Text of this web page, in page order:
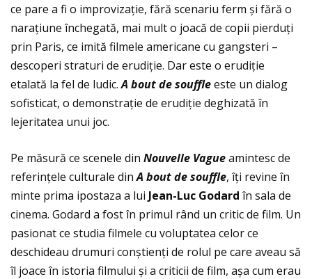
ce pare a fi o improvizaţie, fără scenariu ferm și fără o
naraţiune închegată, mai mult o joacă de copii pierduţi
prin Paris, ce imită filmele americane cu gangsteri –
descoperi straturi de erudiţie. Dar este o erudiţie
etalată la fel de ludic.A bout de souffleeste un dialog
sofisticat, o demonstraţie de erudiţie deghizată în
lejeritatea unui joc.
Pe măsură ce scenele din Nouvelle Vagueamintesc de
referinţele culturale dinA bout de souffle, îţi revine în
minte prima ipostaza a lui Jean-Luc Godard în sala de
cinema. Godard a fost în primul rând un critic de film. Un
pasionat ce studia filmele cu voluptatea celor ce
deschideau drumuri conștienţi de rolul pe care aveau să
îl joace în istoria filmului și a criticii de film, așa cum erau